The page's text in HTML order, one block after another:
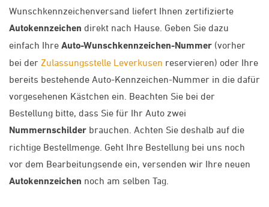
Wunschkennzeichenversand liefert Ihnen zertifizierte
Autokennzeichen direkt nach Hause. Geben Sie dazu
einfach Ihre Auto-Wunschkennzeichen-Nummer (vorher
bei der Zulassungsstelle Leverkusen reservieren) oder Ihre
bereits bestehende Auto-Kennzeichen-Nummer in die dafür
vorgesehenen Kästchen ein. Beachten Sie bei der
Bestellung bitte, dass Sie für Ihr Auto zwei
Nummernschilder brauchen. Achten Sie deshalb auf die
richtige Bestellmenge. Geht Ihre Bestellung bei uns noch
vor dem Bearbeitungsende ein, versenden wir Ihre neuen
Autokennzeichen noch am selben Tag.